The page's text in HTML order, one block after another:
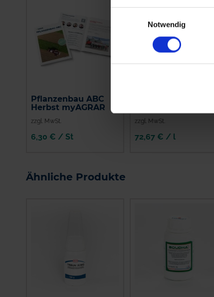
Notwendig
Pflanzenbau ABC
Herbst myAGRAR
zzgl. MwSt.
6,30 € / St
zzgl. MwSt.
72,67 € / l
Ähnliche Produkte